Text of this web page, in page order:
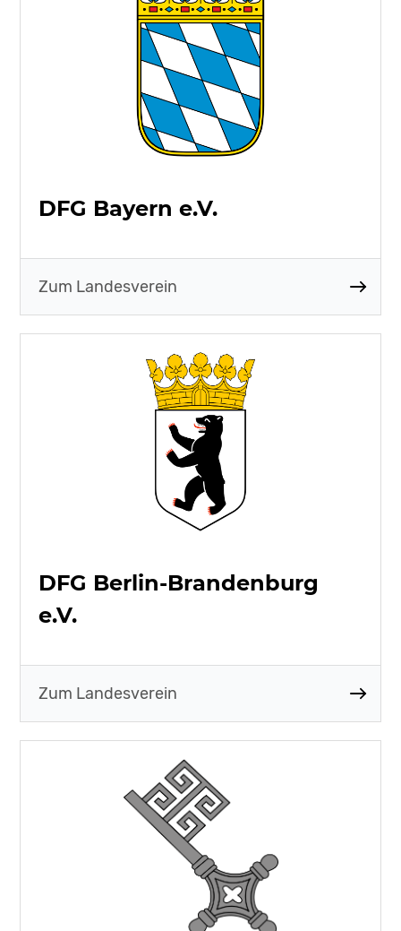
DFG Bayern e.V.
Zum Landesverein
DFG Berlin-Brandenburg
e.V.
Zum Landesverein